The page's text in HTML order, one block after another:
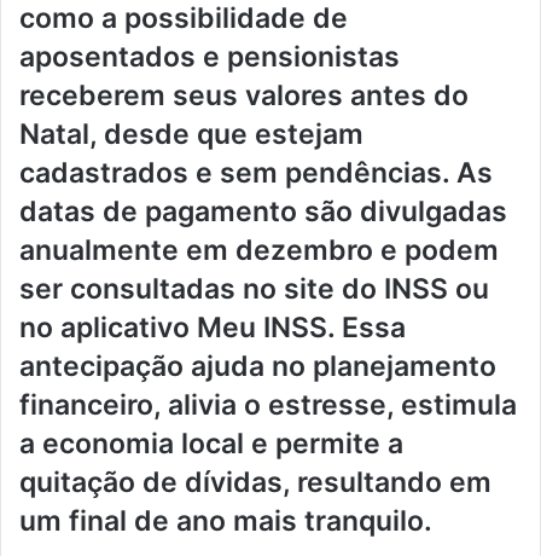
como a possibilidade de
aposentados e pensionistas
receberem seus valores antes do
Natal, desde que estejam
cadastrados e sem pendências. As
datas de pagamento são divulgadas
anualmente em dezembro e podem
ser consultadas no site do INSS ou
no aplicativo Meu INSS. Essa
antecipação ajuda no planejamento
financeiro, alivia o estresse, estimula
a economia local e permite a
quitação de dívidas, resultando em
um final de ano mais tranquilo.